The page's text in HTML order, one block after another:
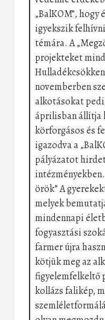
„BalKOM”,
igyekszik
témára. A
projekteket
novemberben
alkotásokat
áprilisban állítja
körforgásos és
igazodva a
pályázatot
örök” A
melyek
mindennapi
fogyasztási
farmer újra
kötjük meg az
figyelemfelkeltő
kollázs falikép,